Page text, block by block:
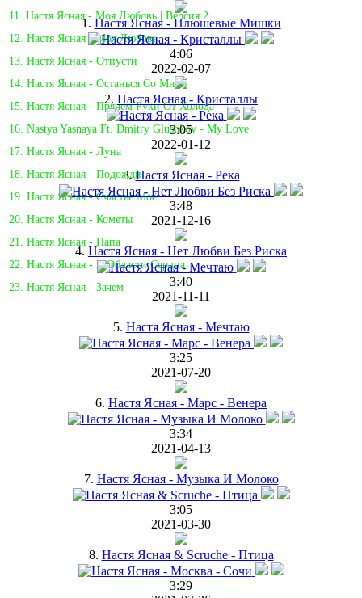
11. Настя Ясная - Моя Любовь | Версия 2
12. Настя Ясная - Моя Любовь
13. Настя Ясная - Отпусти
14. Настя Ясная - Останься Со Мной
15. Настя Ясная - Прячем Руки От Холода
16. Nastya Yasnaya Ft. Dmitry Glushkov - My Love
17. Настя Ясная - Луна
18. Настя Ясная - Подожди
19. Настя Ясная - Счастье Моё
20. Настя Ясная - Кометы
21. Настя Ясная - Папа
22. Настя Ясная - В Области Сердца
23. Настя Ясная - Зачем
1. Настя Ясная - Плюшевые Мишки
4:06
2022-02-07
2. Настя Ясная - Кристаллы
3:05
2022-01-12
3.Настя Ясная - Река
3:48
2021-12-16
4. Настя Ясная - Нет Любви Без Риска
3:40
2021-11-11
5. Настя Ясная - Мечтаю
3:25
2021-07-20
6. Настя Ясная - Марс - Венера
3:34
2021-04-13
7. Настя Ясная - Музыка И Молоко
3:05
2021-03-30
8. Настя Ясная & Scruche - Птица
3:29